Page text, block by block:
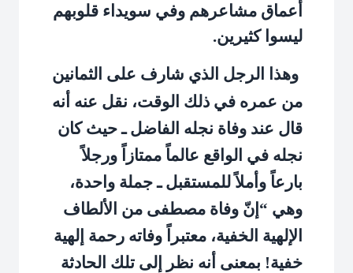
أعماق مشاعرهم وفي سويداء قلوبهم
ليسوا كثيرين.
وهذا الرجل الذي شارف على الثمانين
من عمره في ذلك الوقت، نقل عنه أنه
قال عند وفاة نجله الفاضل ـ حيث كان
نجله في الواقع عالماً ممتازاً ورجلاً
بارعاً وأملاً للمستقبل ـ جملة واحدة،
وهي “إنّ وفاة مصطفى من الألطاف
الإلهية الخفية، معتبراً وفاته رحمة إلهية
خفية! بمعنى أنه نظر إلى تلك الحادثة